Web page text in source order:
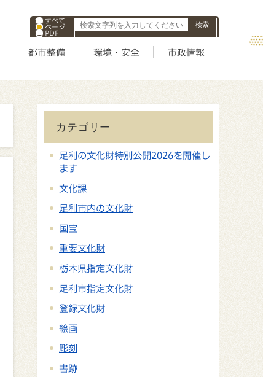
すべて
ページ
PDF
ID
都市整備 環境・安全 市政情報
カテゴリー
足利の文化財特別公開2026を開催し
ます
文化課
足利市内の文化財
国宝
重要文化財
栃木県指定文化財
足利市指定文化財
登録文化財
絵画
彫刻
書跡